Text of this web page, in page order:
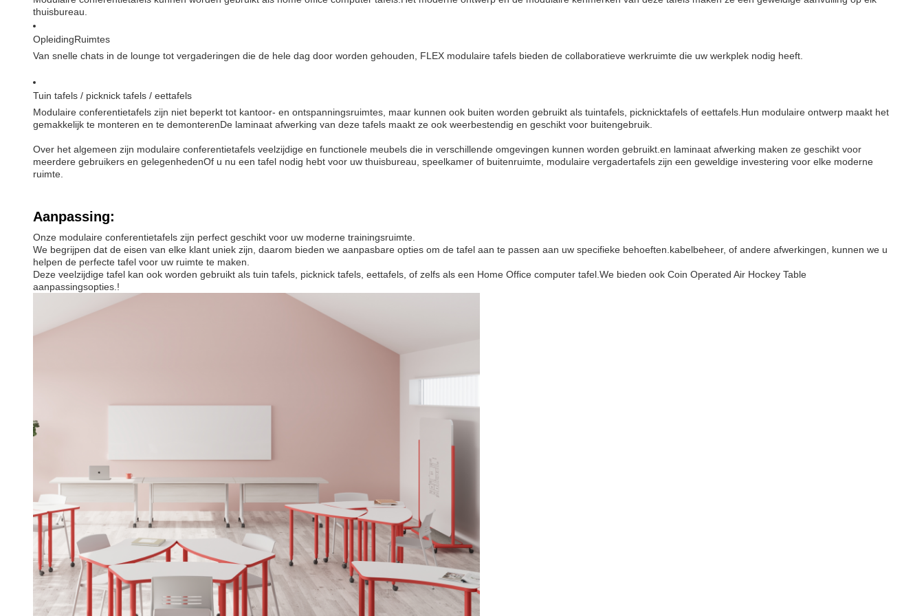
thuisbureau.
OpleidingRuimtes
Van snelle chats in de lounge tot vergaderingen die de hele dag door worden gehouden, FLEX modulaire tafels bieden de collaboratieve werkruimte die uw werkplek nodig heeft.
Tuin tafels / picknick tafels / eettafels
Modulaire conferentietafels zijn niet beperkt tot kantoor- en ontspanningsruimtes, maar kunnen ook buiten worden gebruikt als tuintafels, picknicktafels of eettafels.Hun modulaire ontwerp maakt het
gemakkelijk te monteren en te demonterenDe laminaat afwerking van deze tafels maakt ze ook weerbestendig en geschikt voor buitengebruik.
Over het algemeen zijn modulaire conferentietafels veelzijdige en functionele meubels die in verschillende omgevingen kunnen worden gebruikt.en laminaat afwerking maken ze geschikt voor
meerdere gebruikers en gelegenhedenOf u nu een tafel nodig hebt voor uw thuisbureau, speelkamer of buitenruimte, modulaire vergadertafels zijn een geweldige investering voor elke moderne
ruimte.
Aanpassing:
Onze modulaire conferentietafels zijn perfect geschikt voor uw moderne trainingsruimte.
We begrijpen dat de eisen van elke klant uniek zijn, daarom bieden we aanpasbare opties om de tafel aan te passen aan uw specifieke behoeften.kabelbeheer, of andere afwerkingen, kunnen we u
helpen de perfecte tafel voor uw ruimte te maken.
Deze veelzijdige tafel kan ook worden gebruikt als tuin tafels, picknick tafels, eettafels, of zelfs als een Home Office computer tafel.We bieden ook Coin Operated Air Hockey Table
aanpassingsopties.!